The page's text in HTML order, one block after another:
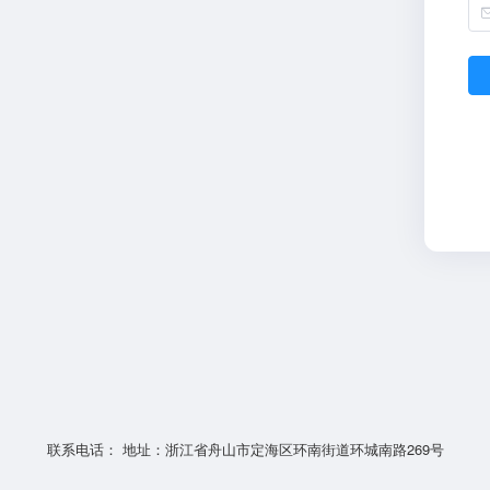
联系电话： 地址：浙江省舟山市定海区环南街道环城南路269号